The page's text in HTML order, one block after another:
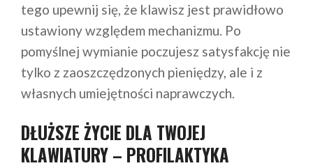
tego upewnij się, że klawisz jest prawidłowo
ustawiony względem mechanizmu. Po
pomyślnej wymianie poczujesz satysfakcję nie
tylko z zaoszczędzonych pieniędzy, ale i z
własnych umiejętności naprawczych.
DŁUŻSZE ŻYCIE DLA TWOJEJ
KLAWIATURY – PROFILAKTYKA